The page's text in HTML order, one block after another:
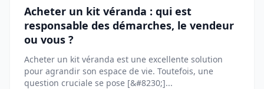
Acheter un kit véranda : qui est
responsable des démarches, le vendeur
ou vous ?
Acheter un kit véranda est une excellente solution
pour agrandir son espace de vie. Toutefois, une
question cruciale se pose [&#8230;]...